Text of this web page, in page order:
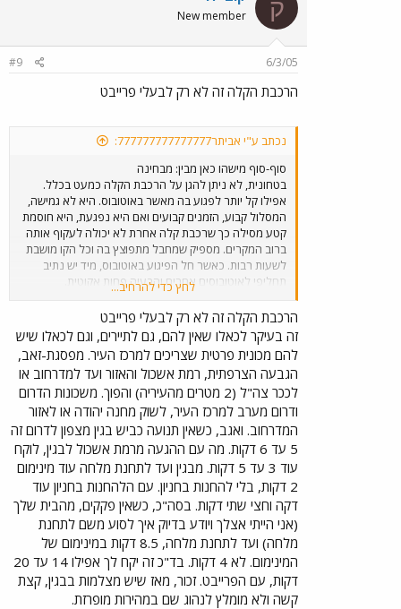
ק New member
6/3/05
#9
הרכבת הקלה זה לא רק לבעלי פרייבט
נכתב ע"י אביתר777777777777777:
סוף-סוף מישהו כאן מבין: מבחינה
בטחונית, לא ניתן להגן על הרכבת הקלה כמעט בכלל.
אפילו קל יותר לפגוע בה מאשר באוטובוס. היא לא גמישה,
המסלול קבוע, הזמנים קבועים ואם היא נפגעת, היא חוסמת
קטע מסילה כך שרכבת קלה אחרת לא יכולה לעקוף אותה
ברוב המקרים. מספיק שמחבל מתפוצץ בה וכל הקו מושבת
לשעות רבות. כאשר חל הפיגוע באוטובוס, מיד יש נתיב
תחליפי לאוטובוסים אחרים והבעיה פחות אקוטית.
הקונסטרוקציה ממנה בנוי גופה של הקלה, הרבה יותר
קשיחה מקונסטרוקציית אוטובוס ולכן להדף אין כמעט לאן
לברוח. התוצאה: כל הנוסעים מרוסקים והרוב ייהרג בניגוד
לאוטובוס. חוצמיזה: לדעתי הפרוייקט בירושלים לא יצליח.
הסיבה: מסלול הקו הראשון מתחיל בשום מקום ומסתיים
בשום מקום אחר. כביש בגין יגרום לכך שתהיה ירידה במס'
המשתמשים בקלה. למה לי לקחת קלה מאזור צפון ירושלים
לדרום-מערב - מסלול הלוקח 30 דקות, אם אני מגיע עם
רכב פרטי דרך "בגין" מצפון לדרום ב.....4 דקות ? !!!
לחץ כדי להרחיב...
הרכבת הקלה זה לא רק לבעלי פרייבט
זה בעיקר לכאלו שאין להם, גם לתיירים, וגם לכאלו שיש
להם מכונית פרטית שצריכים למרכז העיר. מפסגת-זאב,
הגבעה הצרפתית, רמת אשכול והאזור ועד למדרחוב או
לככר צה"ל (2 מטרים מהעיריה) והפוך. משכונות הדרום
ודרום מערב למרכז העיר, לשוק מחנה יהודה או לאזור
המדרחוב. ואגב, כשאין תנועה כביש בגין מצפון לדרום זה
5 עד 6 דקות. מה עם ההגעה מרמת אשכול לבגין, לוקח
עוד 3 עד 5 דקות. מבגין ועד לתחנת מלחה עוד מינימום
2 דקות, בלי להחנות בחניון. עם הלהחנות בחניון עוד
דקה וחצי שתי דקות. בסה"כ, כשאין פקקים, מהבית שלך
(אני הייתי אצלך ויודע בדיוק איך לסוע משם לתחנת
מלחה) ועד לתחנת מלחה, 8.5 דקות במינימום של
המינימום. לא 4 דקות. בד"כ זה יקח לך אפילו 14 עד 20
דקות, עם הפרייבט. זכור, מאז שיש מצלמות בבגין, קצת
קשה ולא מומלץ לנהוג שם במהירות מופרזת.